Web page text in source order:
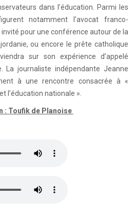
dans l’éducation. Parmi les
notamment l’avocat franco-
pour une conférence autour de la
ou encore le prête catholique
sur son expérience d’appelé
La journaliste indépendante Jeanne
à une rencontre consacrée à «
l’éducation nationale ».
: Toufik de Planoise